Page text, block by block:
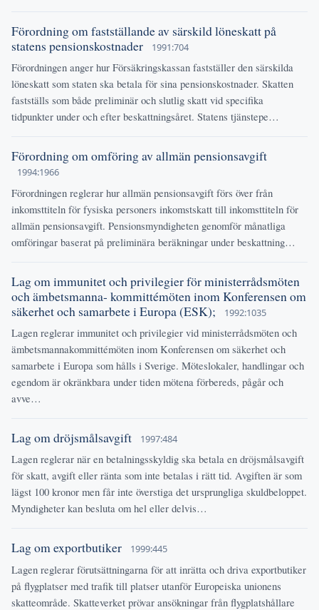
Förordning om fastställande av särskild löneskatt på
statens pensionskostnader
1991:704
Förordningen anger hur Försäkringskassan fastställer den särskilda
löneskatt som staten ska betala för sina pensionskostnader. Skatten
fastställs som både preliminär och slutlig skatt vid specifika
tidpunkter under och efter beskattningsåret. Statens tjänstepe…
Förordning om omföring av allmän pensionsavgift
1994:1966
Förordningen reglerar hur allmän pensionsavgift förs över från
inkomsttiteln för fysiska personers inkomstskatt till inkomsttiteln för
allmän pensionsavgift. Pensionsmyndigheten genomför månatliga
omföringar baserat på preliminära beräkningar under beskattning…
Lag om immunitet och privilegier för ministerrådsmöten
och ämbetsmanna- kommittémöten inom Konferensen om
säkerhet och samarbete i Europa (ESK);
1992:1035
Lagen reglerar immunitet och privilegier vid ministerrådsmöten och
ämbetsmannakommittémöten inom Konferensen om säkerhet och
samarbete i Europa som hålls i Sverige. Möteslokaler, handlingar och
egendom är okränkbara under tiden mötena förbereds, pågår och
avve…
Lag om dröjsmålsavgift 1997:484
Lagen reglerar när en betalningsskyldig ska betala en dröjsmålsavgift
för skatt, avgift eller ränta som inte betalas i rätt tid. Avgiften är som
lägst 100 kronor men får inte överstiga det ursprungliga skuldbeloppet.
Myndigheter kan besluta om hel eller delvis…
Lag om exportbutiker 1999:445
Lagen reglerar förutsättningarna för att inrätta och driva exportbutiker
på flygplatser med trafik till platser utanför Europeiska unionens
skatteområde. Skatteverket prövar ansökningar från flygplatshållare